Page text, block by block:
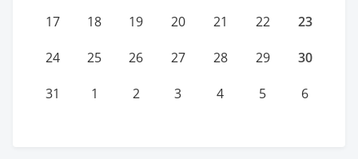
17 18 19 20 21 22 23
24 25 26 27 28 29 30
31 1 2 3 4 5 6